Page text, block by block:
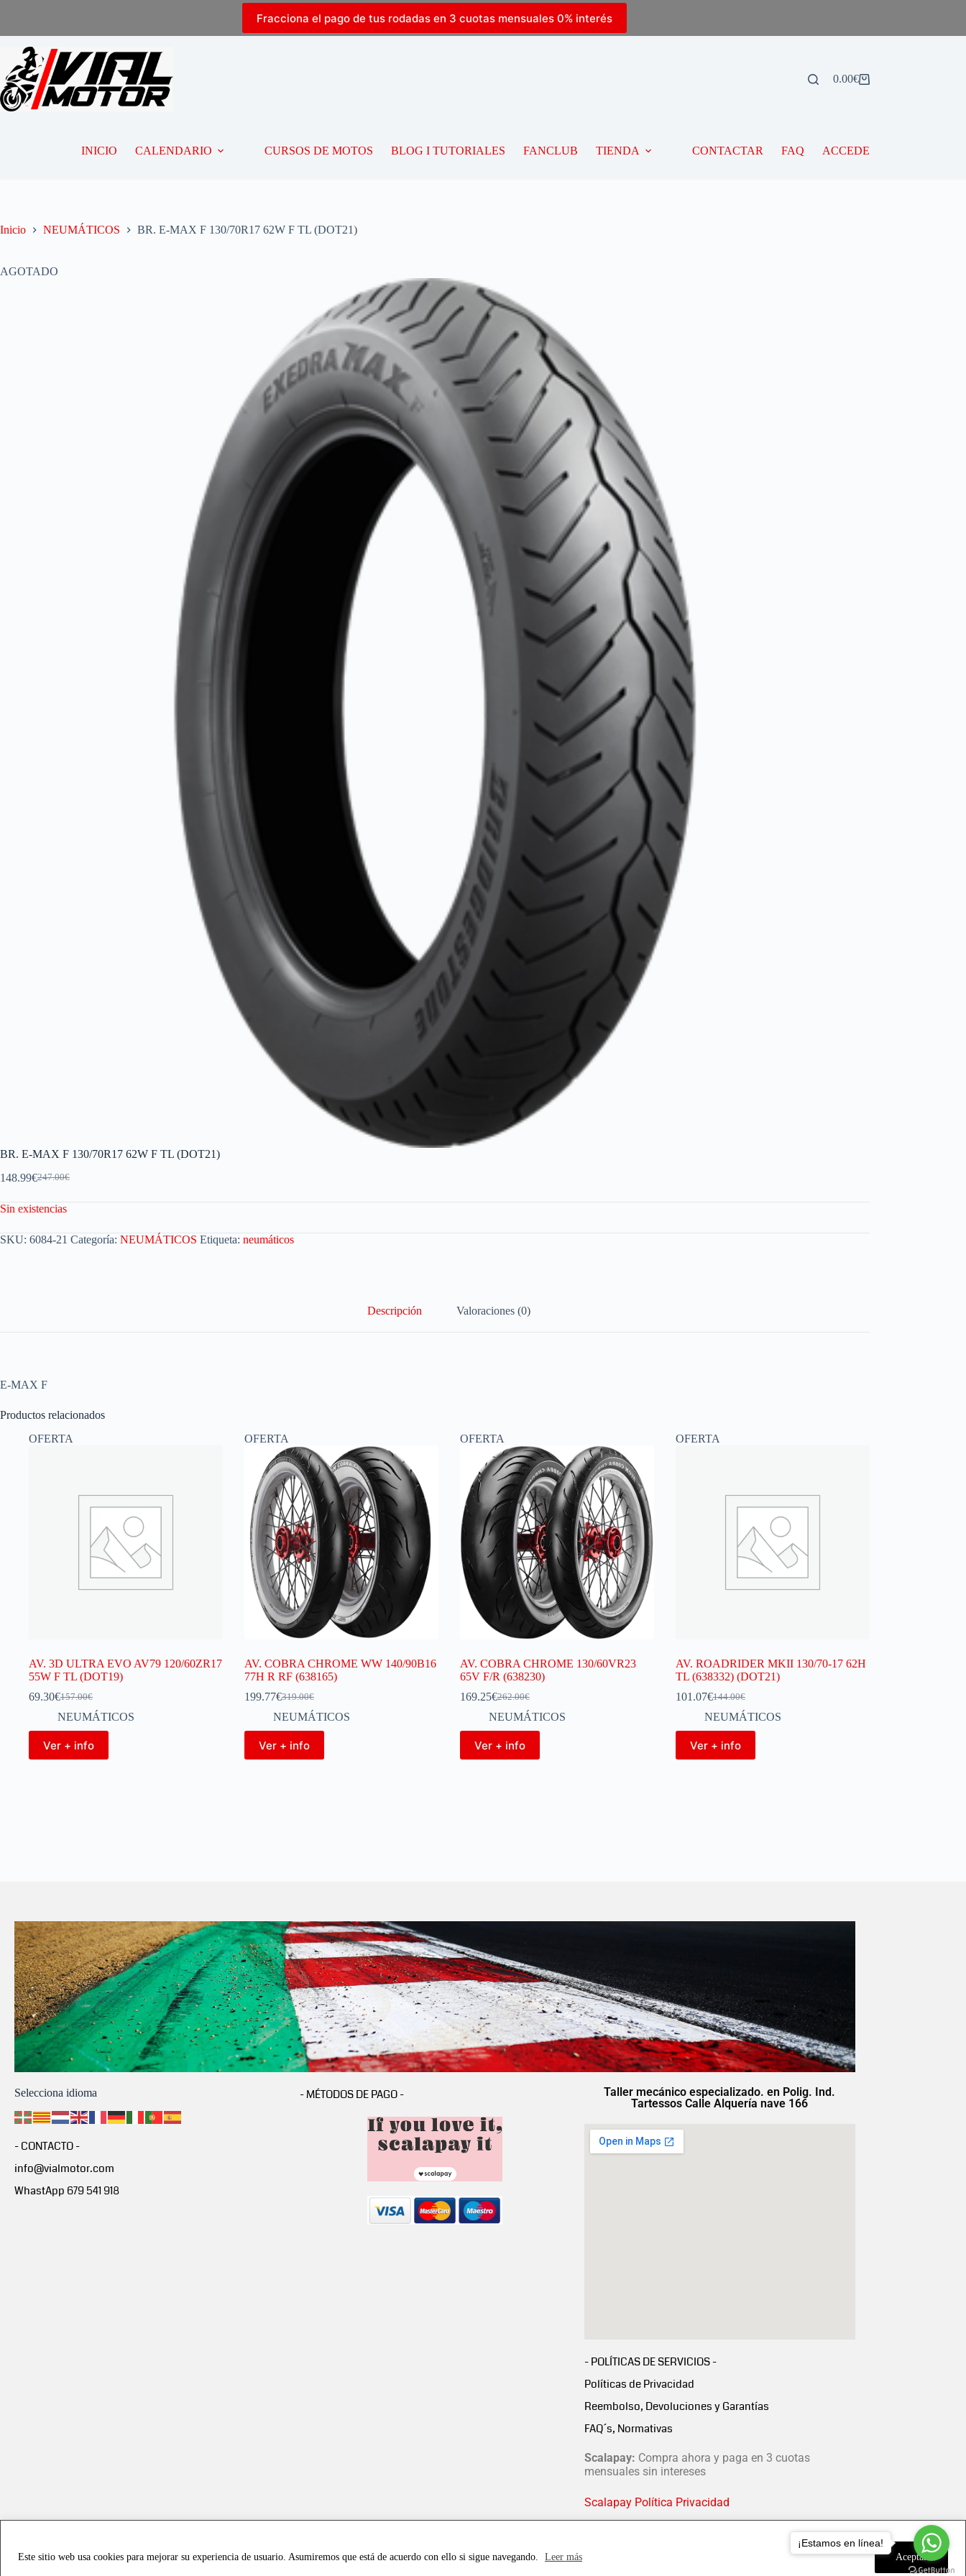
Este sitio web usa cookies para mejorar su experiencia de usuario. Asumiremos que está de acuerdo con ello si sigue navegando. Leer más Aceptar
Fracciona el pago de tus rodadas en 3 cuotas mensuales 0% interés
0.00€
INICIO CALENDARIO CURSOS DE MOTOS BLOG I TUTORIALES FANCLUB TIENDA CONTACTAR FAQ ACCEDE
Inicio NEUMÁTICOS BR. E-MAX F 130/70R17 62W F TL (DOT21)
AGOTADO
BR. E-MAX F 130/70R17 62W F TL (DOT21)
247.00€
148.99€
Sin existencias
SKU: 6084-21 Categoría: NEUMÁTICOS Etiqueta: neumáticos
Descripción Valoraciones (0)
E-MAX F
Productos relacionados
OFERTA
AV. 3D ULTRA EVO AV79 120/60ZR17
55W F TL (DOT19)
157.00€
69.30€
NEUMÁTICOS
Ver + info
OFERTA
AV. COBRA CHROME WW 140/90B16
77H R RF (638165)
319.00€
199.77€
NEUMÁTICOS
Ver + info
OFERTA
AV. COBRA CHROME 130/60VR23
65V F/R (638230)
262.00€
169.25€
NEUMÁTICOS
Ver + info
OFERTA
AV. ROADRIDER MKII 130/70-17 62H
TL (638332) (DOT21)
144.00€
101.07€
NEUMÁTICOS
Ver + info
Selecciona idioma
- CONTACTO -
info@vialmotor.com
WhastApp 679 541 918
- MÉTODOS DE PAGO -
Taller mecánico especializado. en Polig. Ind.
Tartessos Calle Alquería nave 166
- POLÍTICAS DE SERVICIOS -
Políticas de Privacidad
Reembolso, Devoluciones y Garantías
FAQ´s, Normativas
Scalapay: Compra ahora y paga en 3 cuotas
mensuales sin intereses
Scalapay Política Privacidad
¡Estamos en línea!